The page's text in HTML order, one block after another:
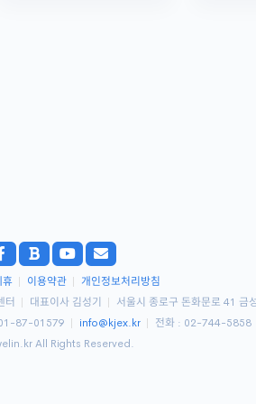
휴 이용약관
개인정보처리방침
터
대표이사 김성기
서울시 종로구 돈화문로 41 금
87-01579
info@kjex.kr 전화 : 02-744-5858
All Rights Reserved.